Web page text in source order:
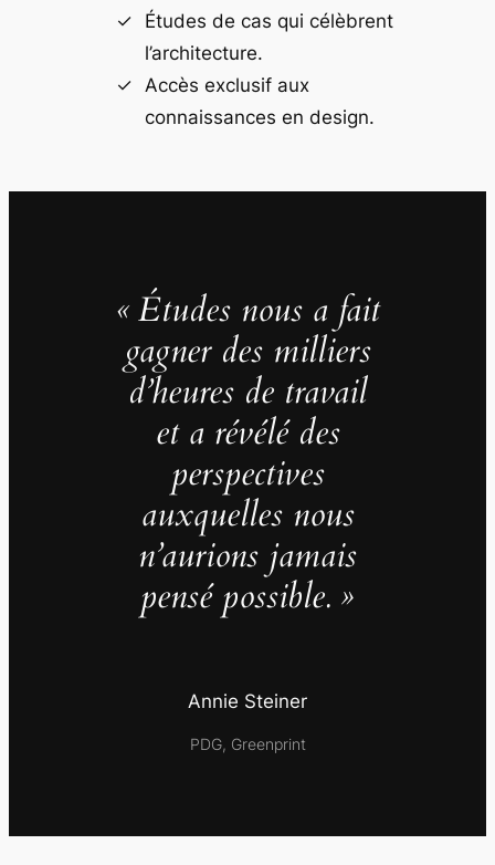
Études de cas qui célèbrent
l’architecture.
Accès exclusif aux
connaissances en design.
« Études nous a fait
gagner des milliers
d’heures de travail
et a révélé des
perspectives
auxquelles nous
n’aurions jamais
pensé possible. »
Annie Steiner
PDG, Greenprint